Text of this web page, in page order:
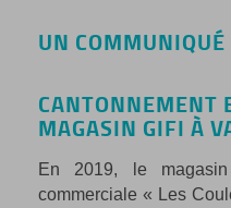
UN
CANTONNEMENT
MAGASIN GIFI À
En 2019, le
commerciale « Les